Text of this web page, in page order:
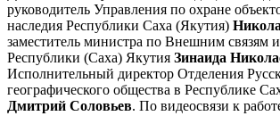
руководитель Управления по охране
наследия Республики Саха (Якутия)
заместитель министра по Внешним связям
Республики (Саха) Якутия Зинаида
Исполнительный директор Отделения
географического общества в Республике
Дмитрий Соловьев. По видеосвязи к